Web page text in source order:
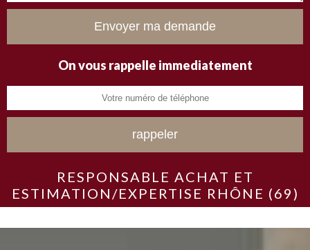
On vous rappelle immediatement
RESPONSABLE ACHAT ET
ESTIMATION/EXPERTISE RHÔNE (69)